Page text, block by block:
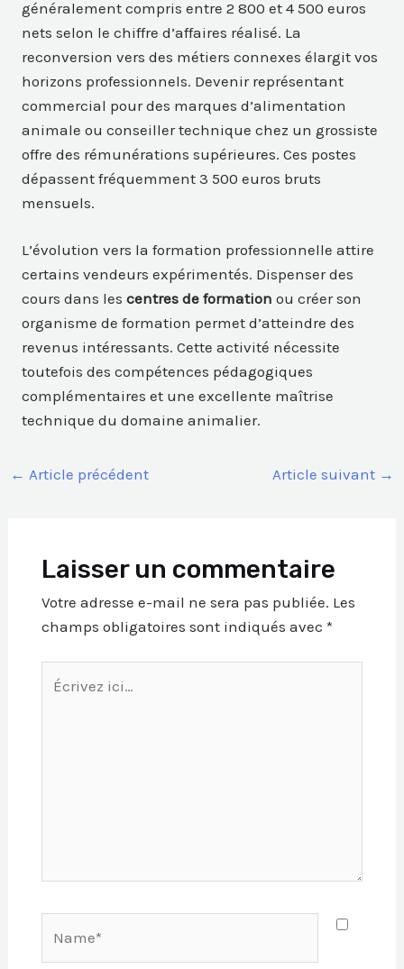
généralement compris entre 2 800 et 4 500 euros
nets selon le chiffre d’affaires réalisé. La
reconversion vers des métiers connexes élargit vos
horizons professionnels. Devenir représentant
commercial pour des marques d’alimentation
animale ou conseiller technique chez un grossiste
offre des rémunérations supérieures. Ces postes
dépassent fréquemment 3 500 euros bruts
mensuels.
L’évolution vers la formation professionnelle attire
certains vendeurs expérimentés. Dispenser des
cours dans lescentres de formation ou créer son
organisme de formation permet d’atteindre des
revenus intéressants. Cette activité nécessite
toutefois des compétences pédagogiques
complémentaires et une excellente maîtrise
technique du domaine animalier.
← Article précédent Article suivant →
Laisser un commentaire
Votre adresse e-mail ne sera pas publiée. Les
champs obligatoires sont indiqués avec *
ici…